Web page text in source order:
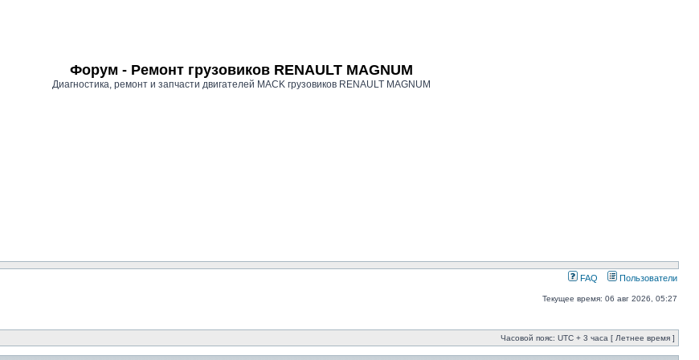
Форум - Ремонт грузовиков RENAULT MAGNUM
Диагностика, ремонт и запчасти двигателей MACK грузовиков RENAULT MAGNUM
FAQ Пользователи
Текущее время: 06 авг 2026, 05:27
Часовой пояс: UTC + 3 часа [ Летнее время ]